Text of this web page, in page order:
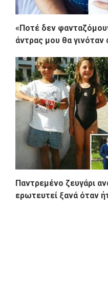
«Ποτέ δεν
άντρας μου θα
Παντρεμένο ζευγάρι
ερωτευτεί ξανά όταν